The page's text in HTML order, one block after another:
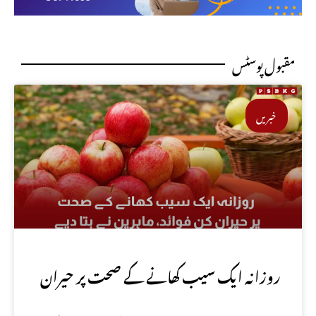
مقبول پوسٹس
خبریں
روزانہ ایک سیب کھانے کے صحت پر حیران